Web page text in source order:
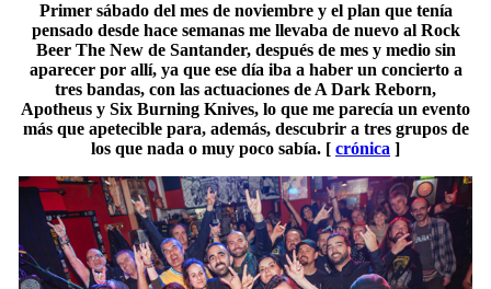
Primer sábado del mes de noviembre y el plan que tenía
pensado desde hace semanas me llevaba de nuevo al Rock
Beer The New de Santander, después de mes y medio sin
aparecer por allí, ya que ese día iba a haber un concierto a
tres bandas, con las actuaciones de A Dark Reborn,
Apotheus y Six Burning Knives, lo que me parecía un evento
más que apetecible para, además, descubrir a tres grupos de
los que nada o muy poco sabía. [ crónica ]